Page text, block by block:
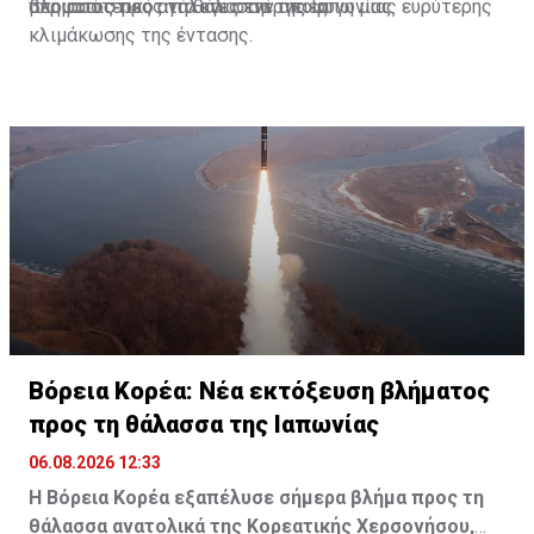
περισσότερες ανάλογες ενέργειες.
αποφασιστικότητα και στην αποφυγή μιας ευρύτερης
κλιμάκωσης της έντασης.
βλήματος προς τη θάλασσα της Ιαπωνίας
Βόρεια Κορέα: Νέα εκτόξευση βλήματος
προς τη θάλασσα της Ιαπωνίας
06.08.2026 12:33
Η Βόρεια Κορέα εξαπέλυσε σήμερα βλήμα προς τη
θάλασσα ανατολικά της Κορεατικής Χερσονήσου,